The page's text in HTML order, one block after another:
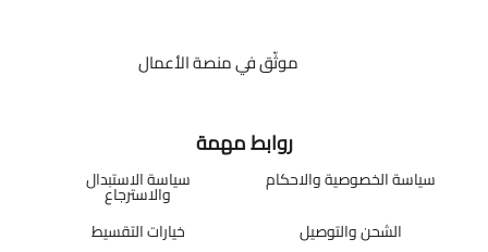
موثّق في منصة الأعمال
روابط مهمة
سياسة الخصوصية والاحكام سياسة الاستبدال
والاسترجاع
الشحن والتوصيل
خيارات التقسيط